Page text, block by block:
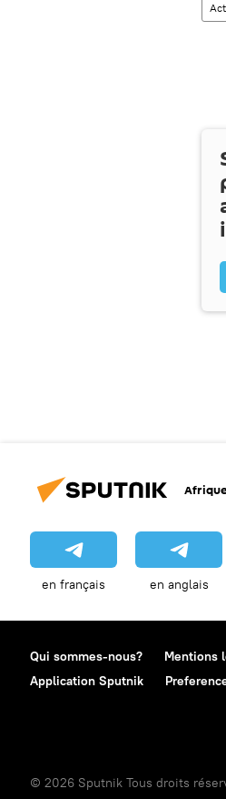
Afrique
en français en anglais
Qui sommes-nous? Mentions
Application Sputnik
© 2026 Sputnik Tous droits